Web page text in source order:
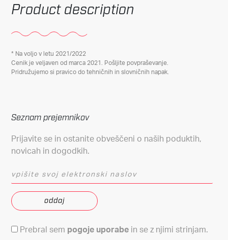
Product description
* Na voljo v letu 2021/2022
Cenik je veljaven od marca 2021. Pošljite povpraševanje.
Pridružujemo si pravico do tehničnih in slovničnih napak.
Seznam prejemnikov
Prijavite se in ostanite obveščeni o naših poduktih,
novicah in dogodkih.
vpišite svoj elektronski naslov
Pogoji uporabe
Prebral sem pogoje uporabe in se z njimi strinjam.